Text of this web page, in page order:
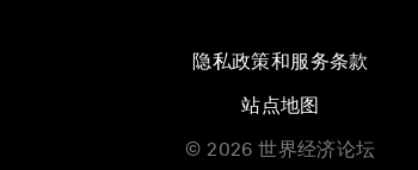
隐私政策和服务条款
站点地图
© 2026 世界经济论坛